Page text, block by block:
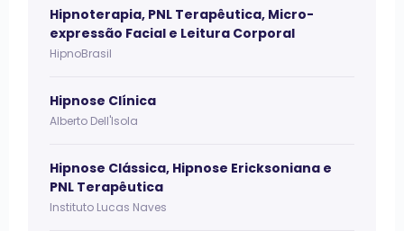
Hipnoterapia, PNL Terapêutica, Micro-
expressão Facial e Leitura Corporal
HipnoBrasil
Hipnose Clínica
Alberto Dell'Isola
Hipnose Clássica, Hipnose Ericksoniana e
PNL Terapêutica
Instituto Lucas Naves